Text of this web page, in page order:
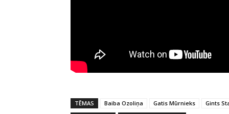
TĒMAS Baiba Ozoliņa Gatis Mūrnieks Gints